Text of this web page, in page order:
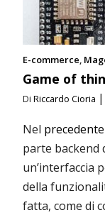
E-commerce
Game of
Di Riccardo Cioria |
Nel
parte backend
un’interfaccia
della
fatta, come di